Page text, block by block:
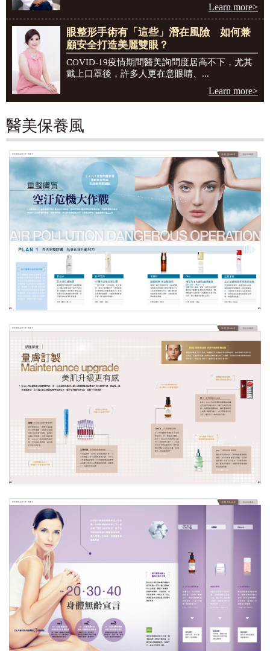
Learn more>
眼整形手術有「這些」潛在風險 如何兼
顧安全打造美麗雙眼？
COVID-19疫情期間醫美詢問度居高不下，尤其
戴上口罩後，許多人更在意眼睛、...
Learn more>
醫美保養風